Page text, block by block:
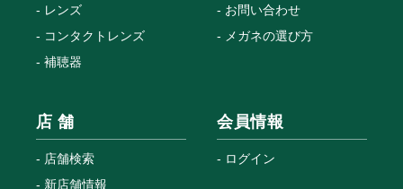
レンズ
コンタクトレンズ
補聴器
お問い合わせ
メガネの選び方
店 舗
店舗検索
新店舗情報
会員情報
ログイン